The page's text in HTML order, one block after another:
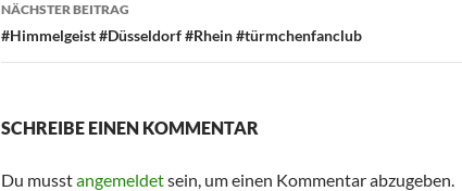
NÄCHSTER BEITRAG
#Himmelgeist #Düsseldorf #Rhein #türmchenfanclub
SCHREIBE EINEN KOMMENTAR
Du musstangemeldetsein, um einen Kommentar abzugeben.